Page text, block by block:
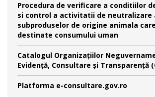
Procedura de verificare a conditiilor
si control a activitatii de neutralizare
subproduselor de origine animala
destinate consumului uman
Catalogul Organizațiilor
Evidență, Consultare și Transparență
Platforma e-consultare.gov.ro